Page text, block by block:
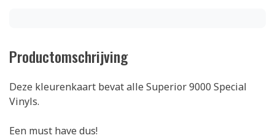
Productomschrijving
Deze kleurenkaart bevat alle Superior 9000 Special
Vinyls.
Een must have dus!